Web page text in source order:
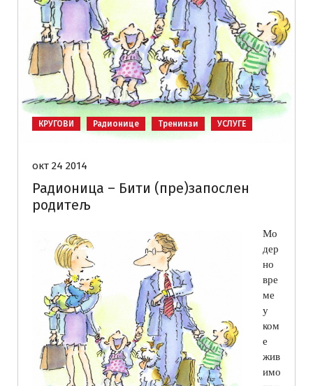
КРУГОВИ Радионице Тренинзи УСЛУГЕ
окт 24 2014
Радионица – Бити (пре)запослен
родитељ
Мо
дер
но
вре
ме
у
ком
е
жив
имо